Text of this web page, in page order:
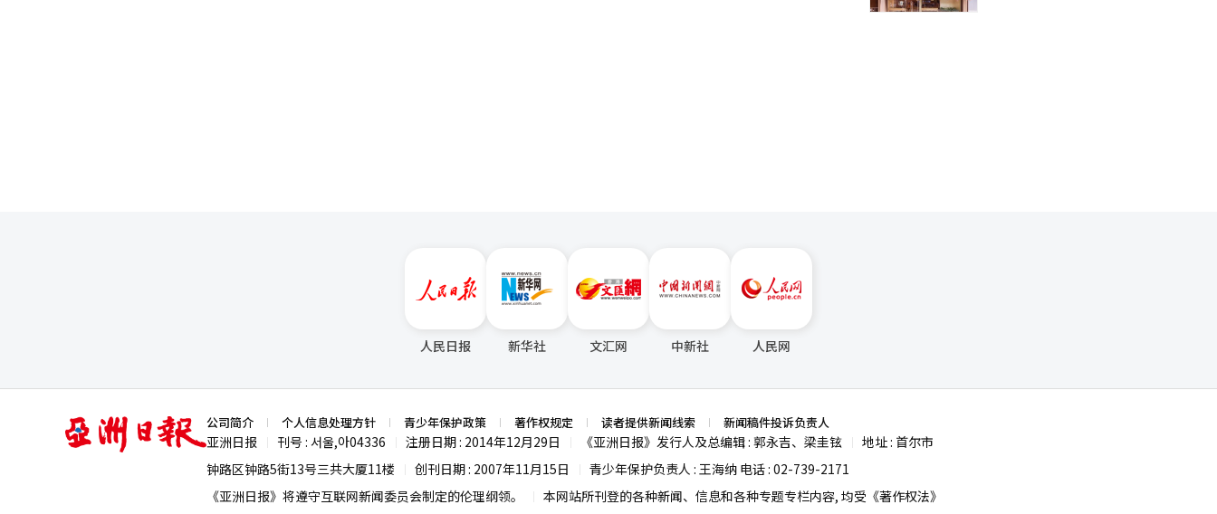
人民日报 新华社 文汇网 中新社 人民网
亚
洲
日
公司简介 个人信息处理方针 青少年保护政策 著作权规定 读者提供新闻线索 新闻稿件投诉负责人
亚洲日报 刊号 : 서울,아04336 注册日期 : 2014年12月29日 《亚洲日报》发行人及总编辑 : 郭永吉、梁圭铉
地址 : 首尔市
钟路区钟路5街13号三共大厦11楼
创刊日期 : 2007年11月15日
青少年保护负责人 : 王海纳 电话 : 02-739-2171
《亚洲日报》将遵守互联网新闻委员会制定的伦理纲领。
本网站所刊登的各种新闻、信息和各种专题专栏内容, 均受《著作权法》